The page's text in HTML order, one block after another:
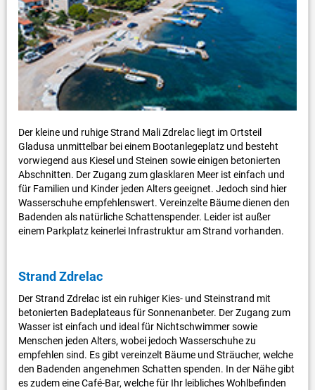
Der kleine und ruhige Strand Mali Zdrelac liegt im Ortsteil
Gladusa unmittelbar bei einem Bootanlegeplatz und besteht
vorwiegend aus Kiesel und Steinen sowie einigen betonierten
Abschnitten. Der Zugang zum glasklaren Meer ist einfach und
für Familien und Kinder jeden Alters geeignet. Jedoch sind hier
Wasserschuhe empfehlenswert. Vereinzelte Bäume dienen den
Badenden als natürliche Schattenspender. Leider ist außer
einem Parkplatz keinerlei Infrastruktur am Strand vorhanden.
Strand Zdrelac
Der Strand Zdrelac ist ein ruhiger Kies- und Steinstrand mit
betonierten Badeplateaus für Sonnenanbeter. Der Zugang zum
Wasser ist einfach und ideal für Nichtschwimmer sowie
Menschen jeden Alters, wobei jedoch Wasserschuhe zu
empfehlen sind. Es gibt vereinzelt Bäume und Sträucher, welche
den Badenden angenehmen Schatten spenden. In der Nähe gibt
es zudem eine Café-Bar, welche für Ihr leibliches Wohlbefinden